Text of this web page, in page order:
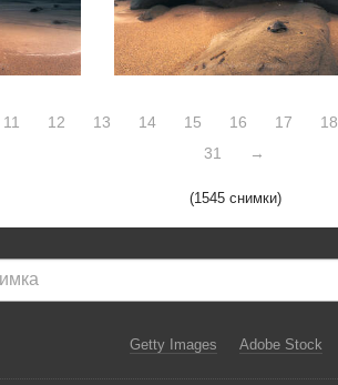
11 12 13 14 15 16 17 18
31
→
(1545 снимки)
Getty Images Adobe Stock